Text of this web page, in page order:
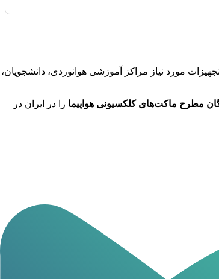
تجهیزات مورد نیاز مراکز آموزشی هوانوردی، دانشجویان،
مطرح ماکت‌های کلکسیونی هواپیما را در ایران در